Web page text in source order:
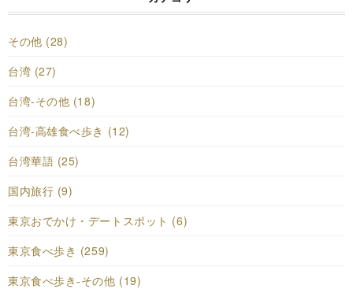
その他 (28)
台湾 (27)
台湾-その他 (18)
台湾-高雄食べ歩き (12)
台湾華語 (25)
国内旅行 (9)
東京おでかけ・デートスポット (6)
東京食べ歩き (259)
東京食べ歩き-その他 (19)